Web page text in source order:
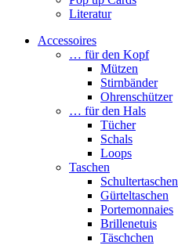
Literatur
Accessoires
… für den Kopf
Mützen
Stirnbänder
Ohrenschützer
… für den Hals
Tücher
Schals
Loops
Taschen
Schultertaschen
Gürteltaschen
Portemonnaies
Brillenetuis
Täschchen